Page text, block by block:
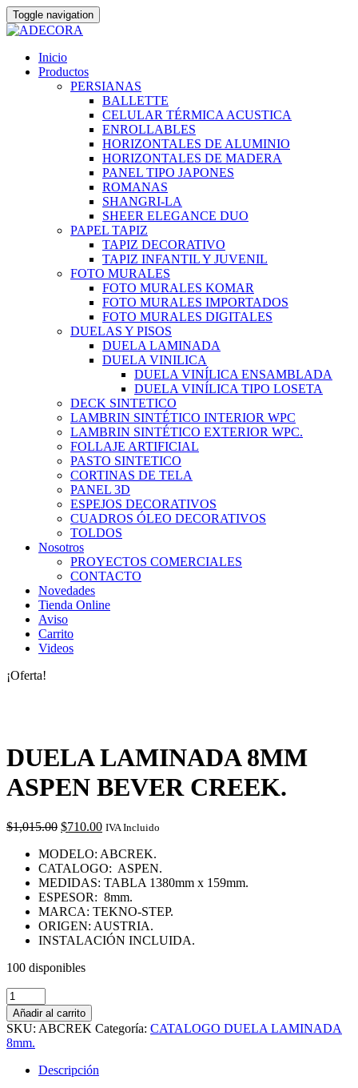
Toggle navigation
Skip
Inicio
Productos
PERSIANAS
BALLETTE
CELULAR TÉRMICA ACUSTICA
ENROLLABLES
HORIZONTALES DE ALUMINIO
HORIZONTALES DE MADERA
PANEL TIPO JAPONES
ROMANAS
SHANGRI-LA
SHEER ELEGANCE DUO
PAPEL TAPIZ
TAPIZ DECORATIVO
TAPIZ INFANTIL Y JUVENIL
FOTO MURALES
FOTO MURALES KOMAR
FOTO MURALES IMPORTADOS
FOTO MURALES DIGITALES
DUELAS Y PISOS
DUELA LAMINADA
DUELA VINILICA
DUELA VINÍLICA ENSAMBLADA
DUELA VINÍLICA TIPO LOSETA
DECK SINTETICO
LAMBRIN SINTÉTICO INTERIOR WPC
LAMBRIN SINTÉTICO EXTERIOR WPC.
FOLLAJE ARTIFICIAL
PASTO SINTETICO
CORTINAS DE TELA
PANEL 3D
ESPEJOS DECORATIVOS
CUADROS ÓLEO DECORATIVOS
TOLDOS
Nosotros
PROYECTOS COMERCIALES
CONTACTO
Novedades
Tienda Online
Aviso
Carrito
Videos
¡Oferta!
DUELA LAMINADA 8MM
ASPEN BEVER CREEK.
$1,015.00 Original
was:
$1,015.00.
$710.00Current
is:
$710.00.
IVA Incluido
MODELO: ABCREK.
CATALOGO: ASPEN.
MEDIDAS: TABLA 1380mm x 159mm.
ESPESOR: 8mm.
MARCA: TEKNO-STEP.
ORIGEN: AUSTRIA.
INSTALACIÓN INCLUIDA.
100 disponibles
DUELA
LAMINADA
8MM
ASPEN
BEVER
CREEK.
cantidad
Añadir al carrito
SKU: ABCREK Categoría: CATALOGO DUELA LAMINADA
8mm.
Descripción